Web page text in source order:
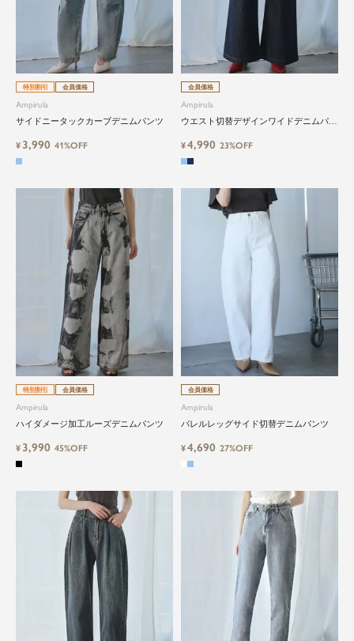
特別割引 会員価格
Ampirula
サイドニータックカーブデニムパンツ
¥ 3,990 41%OFF
会員価格
Ampirula
ウエスト切替デザインワイドデニムパン
¥4,990 23%OFF
特別割引 会員価格
Ampirula
ハイダメージ加工ルーズデニムパンツ
¥ 3,990 45%OFF
会員価格
Ampirula
バレルレッグサイド切替デニムパンツ
¥4,690 27%OFF